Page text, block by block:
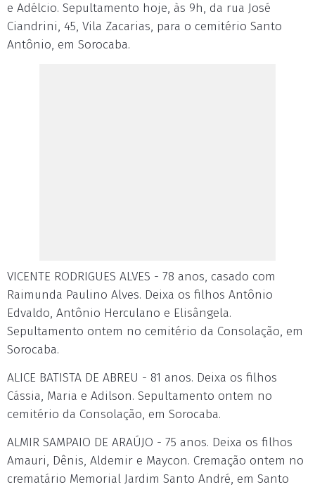
e Adélcio. Sepultamento hoje, às 9h, da rua José
Ciandrini, 45, Vila Zacarias, para o cemitério Santo
Antônio, em Sorocaba.
VICENTE RODRIGUES ALVES - 78 anos, casado com
Raimunda Paulino Alves. Deixa os filhos Antônio
Edvaldo, Antônio Herculano e Elisângela.
Sepultamento ontem no cemitério da Consolação, em
Sorocaba.
ALICE BATISTA DE ABREU - 81 anos. Deixa os filhos
Cássia, Maria e Adilson. Sepultamento ontem no
cemitério da Consolação, em Sorocaba.
ALMIR SAMPAIO DE ARAÚJO - 75 anos. Deixa os filhos
Amauri, Dênis, Aldemir e Maycon. Cremação ontem no
crematário Memorial Jardim Santo André, em Santo